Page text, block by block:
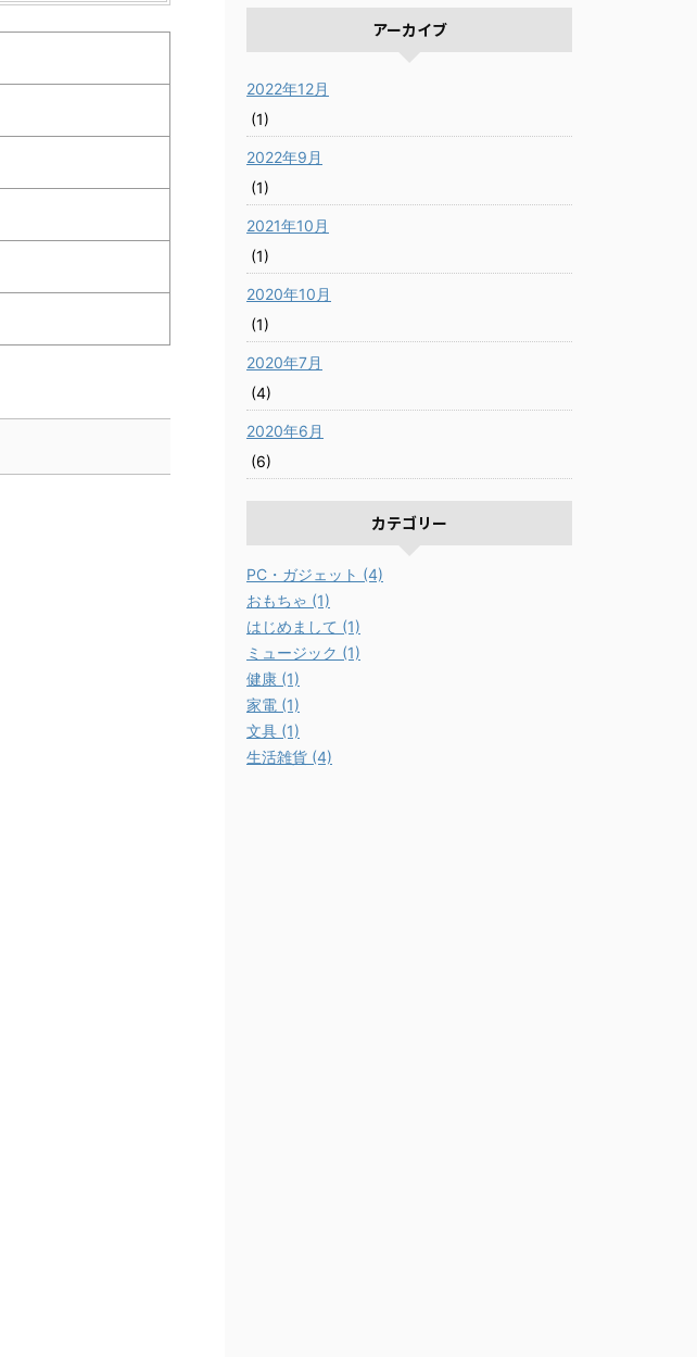
アーカイブ
2022年12月
(1)
2022年9月
(1)
2021年10月
(1)
2020年10月
(1)
2020年7月
(4)
2020年6月
(6)
カテゴリー
PC・ガジェット (4)
おもちゃ (1)
はじめまして (1)
ミュージック (1)
健康 (1)
家電 (1)
文具 (1)
生活雑貨 (4)